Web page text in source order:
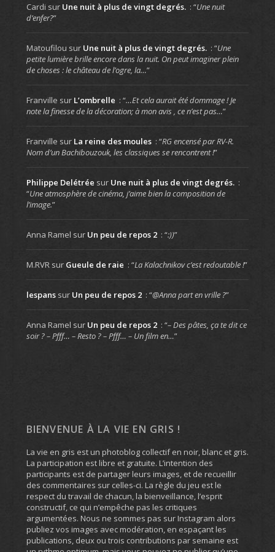
Cardi sur Une nuit à plus de vingt degrés. : “Une nuit
d’enfer?”
Matoufilou sur Une nuit à plus de vingt degrés. : “Une
petite lumière brille encore dans la nuit. On peut imaginer plein
de choses : le château de l’ogre, la…”
Franville sur L’ombrelle : “…Et cela aurait été dommage ! Je
note la finesse de la décoration; à mon avis , ce n’est pas…”
Franville sur La reine des moules : “RG encensé par RV-R.
Nom d’un Bachibouzouk, les classiques se rencontrent !”
Philippe Delétrée sur Une nuit à plus de vingt degrés. :
“Une atmosphère de cinéma, j’aime bien la composition de
l’image.”
Anna Ramel sur Un peu de repos 2 : “:))”
M.RVRsur Gueule de raie : “La Kalachnikov c’est redoutable !”
lespanssur Un peu de repos 2 : “@Anna part en vrille ?”
Anna Ramel sur Un peu de repos 2 : “– Des pâtes, ça te dit ce
soir ? – Pfff… – Resto ? – Pfff… – Un film en…”
BIENVENUE À LA VIE EN GRIS !
La vie en gris est un photoblog collectif en noir, blanc et gris.
La participation est libre et gratuite. L’intention des
participants est de partager leurs images, et de recueillir
des commentaires sur celles-ci. La règle du jeu est le
respect du travail de chacun, la bienveillance, l’esprit
constructif, ce qui n’empêche pas les critiques
argumentées. Nous ne sommes pas sur Instagram alors
publiez vos images avec modération, en espaçant les
publications, deux ou trois contributions par semaine est